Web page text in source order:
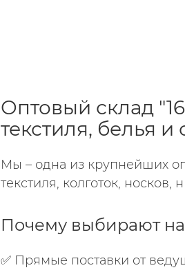
Оптовый склад
текстиля, белья
Мы – одна из крупнейших
текстиля, колготок,
Почему выбирают
✅ Прямые поставки от